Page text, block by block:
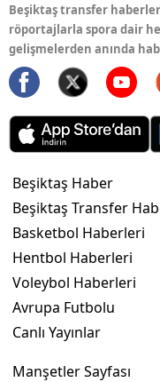
Beşiktaş transfer
röportajlarla spora dair
gelişmelerden anında
Beşiktaş Haber
Beşiktaş Transfer
Basketbol Haberleri
Hentbol Haberleri
Voleybol Haberleri
Avrupa Futbolu
Canlı Yayınlar
Manşetler Sayfası